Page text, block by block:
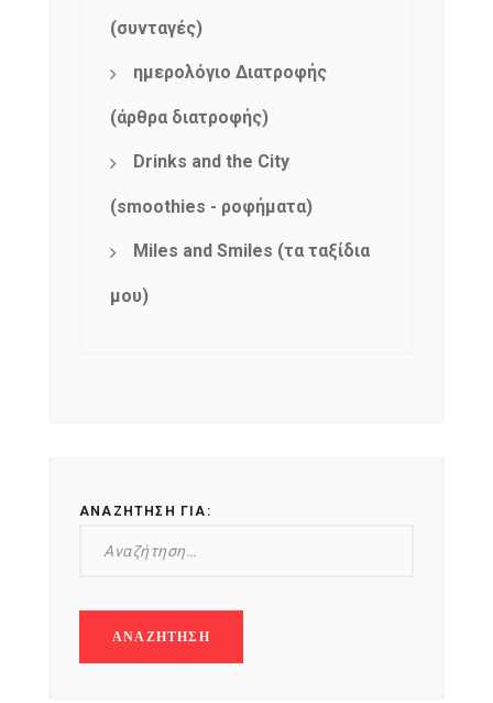
(συνταγές)
ημερολόγιο Διατροφής
(άρθρα διατροφής)
Drinks and the City
(smoothies - ροφήματα)
Miles and Smiles (τα ταξίδια
μου)
ΑΝΑΖΉΤΗΣΗ ΓΙΑ: